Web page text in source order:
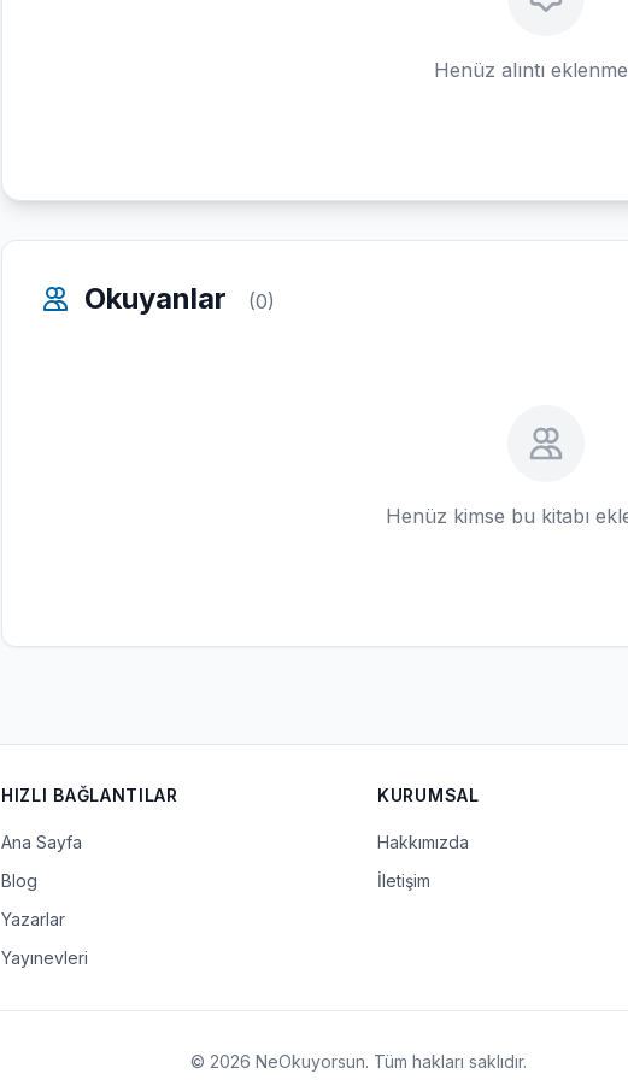
Henüz alıntı
Okuyanlar (0)
Henüz kimse bu kitabı
HIZLI BAĞLANTILAR
Ana Sayfa
Blog
Yazarlar
Yayınevleri
KURUMSAL
Hakkımızda
İletişim
© 2026 NeOkuyorsun. Tüm hakları saklıdır.